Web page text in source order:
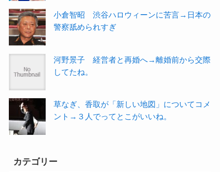
小倉智昭 渋谷ハロウィーンに苦言→日本の
警察舐められすぎ
河野景子 経営者と再婚へ→離婚前から交際
してたね。
草なぎ、香取が「新しい地図」についてコメ
ント→３人でってとこがいいね。
カテゴリー